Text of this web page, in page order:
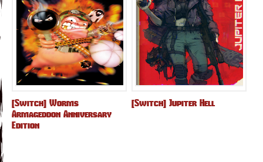
[Switch] Worms
Armageddon Anniversary
Edition
[Switch] Jupiter Hell